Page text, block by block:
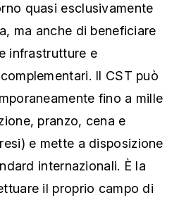
quasi esclusivamente
ma anche di beneficiare
infrastrutture e
Il CST può
fino a mille
pranzo, cena e
e mette a disposizione
internazionali. È la
il proprio campo di